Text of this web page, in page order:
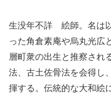
生没年不詳 絵師。名は
った角倉素庵や烏丸光広
層町衆の出生と推察され
法、古土佐骨法を会得し
揮する。伝統的な大和絵